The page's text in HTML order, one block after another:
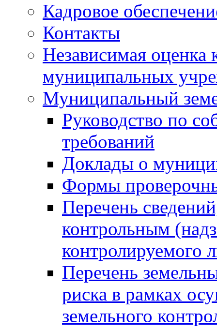
Кадровое
Контакты
Независимая оценка
муниципальных
Муниципальный
Руководство по
требований
Доклады о
Формы
Перечень
контрольным
контролируемого
Перечень
риска в рамках
земельного